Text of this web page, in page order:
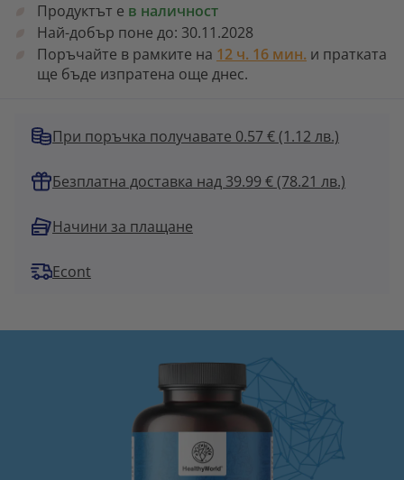
Продуктът е в наличност
Най-добър поне до: 30.11.2028
Поръчайте в рамките на 12 ч. 16 мин. и пратката
ще бъде изпратена още днес.
При поръчка получавате 0.57 €(1.12 лв.)
Безплатна доставка над 39.99 € (78.21 лв.)
Начини за плащане
Econt